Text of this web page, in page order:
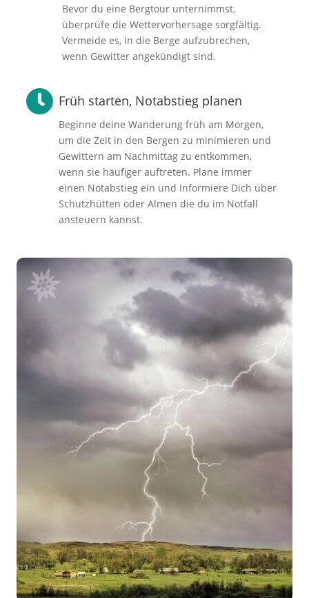
Bevor du eine Bergtour unternimmst,
überprüfe die Wettervorhersage sorgfältig.
Vermeide es, in die Berge aufzubrechen,
wenn Gewitter angekündigt sind.
 Früh starten, Notabstieg planen
Beginne deine Wanderung früh am Morgen,
um die Zeit in den Bergen zu minimieren und
Gewittern am Nachmittag zu entkommen,
wenn sie häufiger auftreten. Plane immer
einen Notabstieg ein und Informiere Dich über
Schutzhütten oder Almen die du im Notfall
ansteuern kannst.